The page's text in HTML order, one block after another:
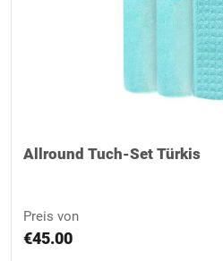
Allround Tuch-Set Türkis
Preis von
€45.00